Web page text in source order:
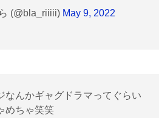
(@bla_riiiii) May 9, 2022
なんかギャグドラマってぐらい
めちゃ笑笑